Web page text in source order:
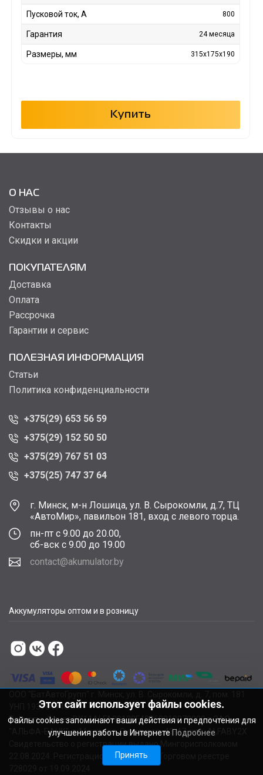
Пусковой ток, А 800
Гарантия 24 месяца
Размеры, мм 315x175x190
Купить
О НАС
Отзывы о нас
Контакты
Скидки и акции
ПОКУПАТЕЛЯМ
Доставка
Оплата
Рассрочка
Гарантии и сервис
ПОЛЕЗНАЯ ИНФОРМАЦИЯ
Статьи
Политика конфиденциальности
+375(29) 653 56 59
+375(29) 152 50 50
+375(29) 767 51 03
+375(25) 747 37 64
г. Минск, м-н Лошица, ул. В. Сырокомли, д.7, ТЦ
«АвтоМир», павильон 181, вход с левого торца.
пн-пт с 9.00 до 20.00,
сб-вск с 9.00 до 19.00
contact@akumulator.by
Аккумуляторы оптом и в розницу
УНП 193784748.
Расчетный счет BY11ALFA30122F48260010270000 в ЗАО
"АЛЬФА-БАНК", г. Минск, ул. Сурганова, 43-47, код ALFABY2X
Свидетельство о регистрации выдано Мингорисполкомом
22.08.2024. Регистрационный номер в Торговом реестре
Этот сайт использует файлы cookies.
Файлы cookies запоминают ваши действия и предпочтения для
улучшения работы в Интернете Подробнее
Принять